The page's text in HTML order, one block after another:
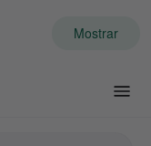
Mostrar